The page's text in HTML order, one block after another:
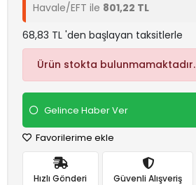
Havale/EFT ile 801,22 TL
68,83 TL 'den başlayan taksitlerle
Ürün stokta bulunmamaktadır.
Gelince Haber Ver
Favorilerime ekle
Hızlı Gönderi Güvenli Alışveriş